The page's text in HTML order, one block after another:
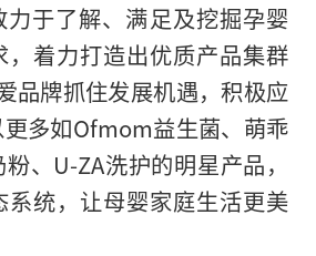
力于了解、满足及挖掘孕婴
，着力打造出优质产品集群
品牌抓住发展机遇，积极应
多如Ofmom益生菌、萌乖
、U-ZA洗护的明星产品，
系统，让母婴家庭生活更美